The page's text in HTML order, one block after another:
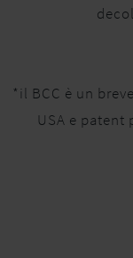
*il BCC è un
USA e patent